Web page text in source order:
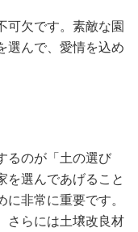
可欠です。素敵な園
選んで、愛情を込め
るのが「土の選び
を選んであげること
非常に重要です。
さらには土壌改良材